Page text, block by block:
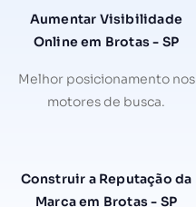
Aumentar Visibilidade
Online em Brotas - SP
Melhor posicionamento nos
motores de busca.
Construir a Reputação da
Marca em Brotas - SP